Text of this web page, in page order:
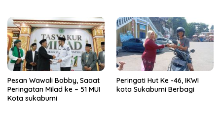
Pesan Wawali Bobby, Saaat
Peringatan Milad ke – 51 MUI
Kota sukabumi
Peringati Hut Ke -46, IKWI
kota Sukabumi Berbagi